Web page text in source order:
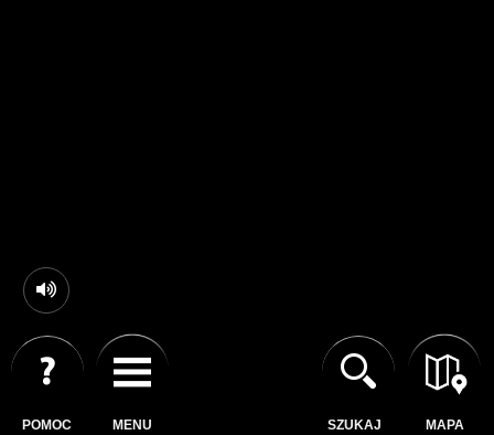
MENU MAPA
POMOC SZUKAJ